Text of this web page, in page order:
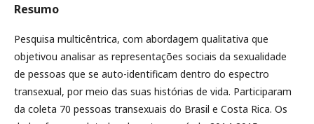
Resumo
Pesquisa multicêntrica, com abordagem qualitativa que
objetivou analisar as representações sociais da sexualidade
de pessoas que se auto-identificam dentro do espectro
transexual, por meio das suas histórias de vida. Participaram
da coleta 70 pessoas transexuais do Brasil e Costa Rica. Os